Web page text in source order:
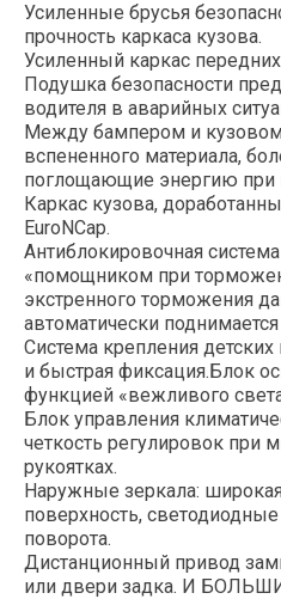
Усиленные брусья
прочность каркаса кузова.
Усиленный каркас
Подушка безопасности
водителя в аварийных
Между бампером и
вспененного материала,
поглощающие энергию при
Каркас кузова,
EuroNCap.
Антиблокировочная
«помощником при
экстренного торможения
автоматически
Система крепления
и быстрая фиксация.Блок
функцией «вежливого
Блок управления
четкость регулировок при
рукоятках.
Наружные зеркала:
поверхность,
поворота.
Дистанционный привод
или двери задка. И